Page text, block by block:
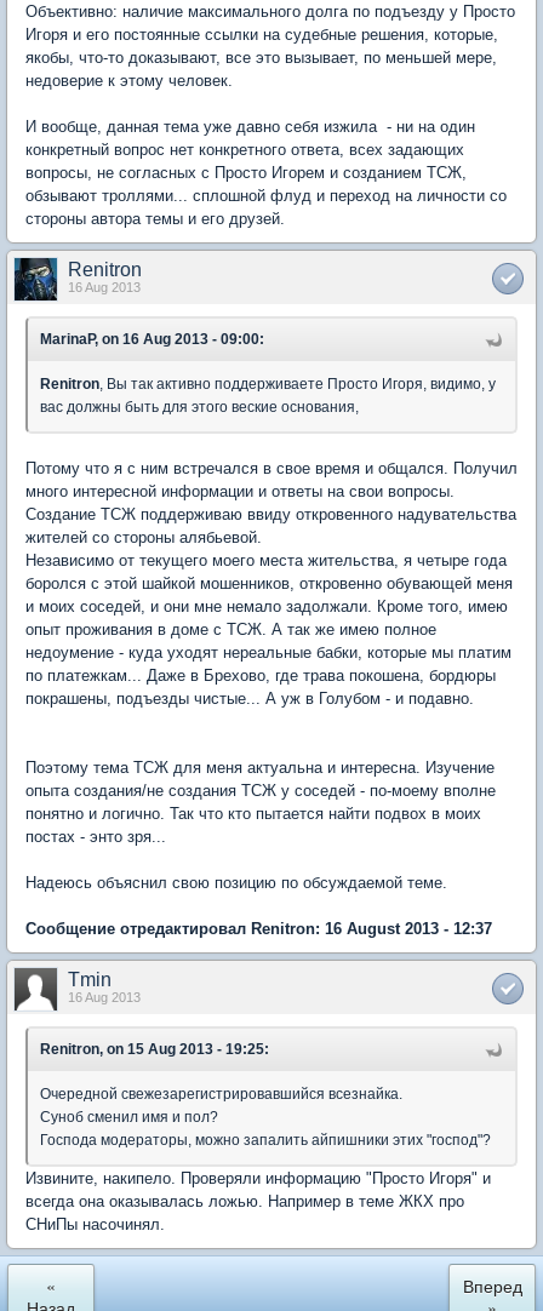
Объективно: наличие максимального долга по подъезду у Просто
Игоря и его постоянные ссылки на судебные решения, которые,
якобы, что-то доказывают, все это вызывает, по меньшей мере,
недоверие к этому человек.
И вообще, данная тема уже давно себя изжила - ни на один
конкретный вопрос нет конкретного ответа, всех задающих
вопросы, не согласных с Просто Игорем и созданием ТСЖ,
обзывают троллями... сплошной флуд и переход на личности со
стороны автора темы и его друзей.
Renitron
16 Aug 2013
MarinaP, on 16 Aug 2013 - 09:00:
Renitron, Вы так активно поддерживаете Просто Игоря, видимо, у
вас должны быть для этого веские основания,
Потому что я с ним встречался в свое время и общался. Получил
много интересной информации и ответы на свои вопросы.
Создание ТСЖ поддерживаю ввиду откровенного надувательства
жителей со стороны алябьевой.
Независимо от текущего моего места жительства, я четыре года
боролся с этой шайкой мошенников, откровенно обувающей меня
и моих соседей, и они мне немало задолжали. Кроме того, имею
опыт проживания в доме с ТСЖ. А так же имею полное
недоумение - куда уходят нереальные бабки, которые мы платим
по платежкам... Даже в Брехово, где трава покошена, бордюры
покрашены, подъезды чистые... А уж в Голубом - и подавно.
Поэтому тема ТСЖ для меня актуальна и интересна. Изучение
опыта создания/не создания ТСЖ у соседей - по-моему вполне
понятно и логично. Так что кто пытается найти подвох в моих
постах - энто зря...
Надеюсь объяснил свою позицию по обсуждаемой теме.
Сообщение отредактировал Renitron: 16 August 2013 - 12:37
Tmin
16 Aug 2013
Renitron, on 15 Aug 2013 - 19:25:
Очередной свежезарегистрировавшийся всезнайка.
Суноб сменил имя и пол?
Господа модераторы, можно запалить айпишники этих "господ"?
Извините, накипело. Проверяли информацию "Просто Игоря" и
всегда она оказывалась ложью. Например в теме ЖКХ про
СНиПы насочинял.
«
Вперед